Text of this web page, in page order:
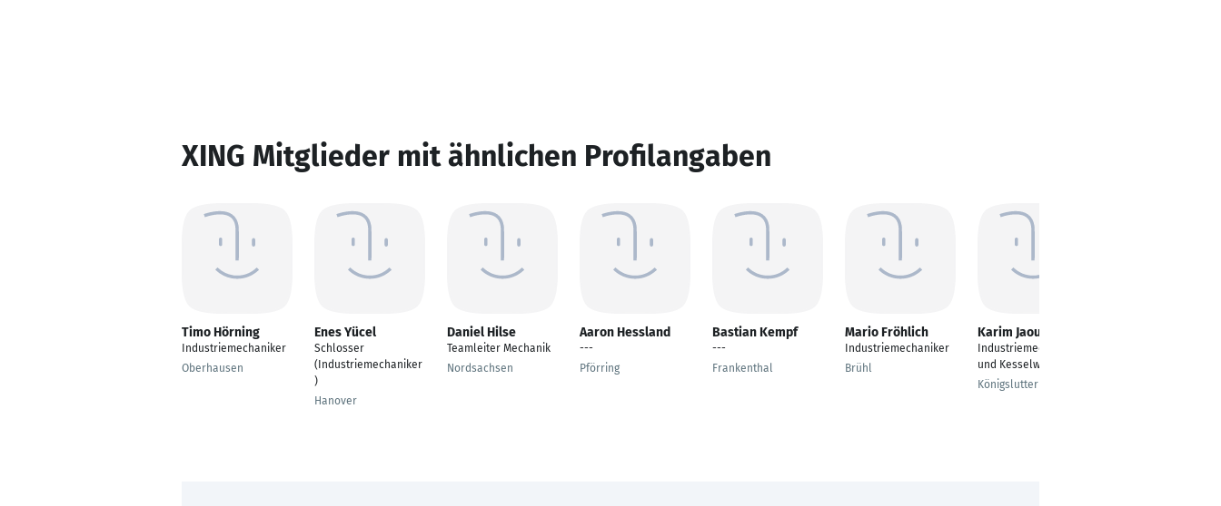
XING Mitglieder mit ähnlichen Profilangaben
Timo Hörning
Industriemechaniker
Oberhausen
Enes Yücel
Schlosser
(Industriemechaniker
)
Hanover
Daniel Hilse
Teamleiter Mechanik
Nordsachsen
Aaron Hessland
---
Pförring
Bastian Kempf
---
Frankenthal
Mario Fröhlich
Industriemechaniker
Brühl
Karim Jaouadi
Industriemechaniker
und Kesselwärter
Königslutter am Elm